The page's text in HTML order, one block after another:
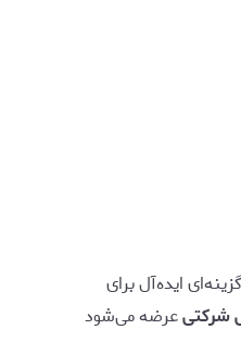
ایده‌آل برای
عرضه می‌شود